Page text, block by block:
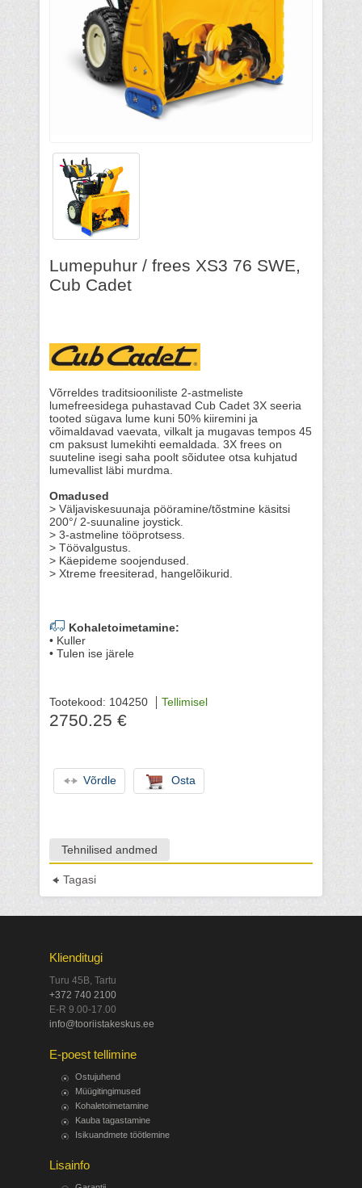
Lumepuhur / frees XS3 76 SWE,
Cub Cadet
Võrreldes traditsiooniliste 2-astmeliste
lumefreesidega puhastavad Cub Cadet 3X seeria
tooted sügava lume kuni 50% kiiremini ja
võimaldavad vaevata, vilkalt ja mugavas tempos 45
cm paksust lumekihti eemaldada. 3X frees on
suuteline isegi saha poolt sõidutee otsa kuhjatud
lumevallist läbi murdma.
Omadused
> Väljaviskesuunaja pööramine/tõstmine käsitsi
200°/ 2-suunaline joystick.
> 3-astmeline tööprotsess.
> Töövalgustus.
> Käepideme soojendused.
> Xtreme freesiterad, hangelõikurid.
Kohaletoimetamine:
• Kuller
• Tulen ise järele
Tootekood: 104250 Tellimisel
2750.25 €
Võrdle Osta
Tehnilised andmed
Tagasi
Klienditugi
Turu 45B, Tartu
+372 740 2100
E-R 9.00-17.00
info@tooriistakeskus.ee
E-poest tellimine
Ostujuhend
Müügitingimused
Kohaletoimetamine
Kauba tagastamine
Isikuandmete töötlemine
Lisainfo